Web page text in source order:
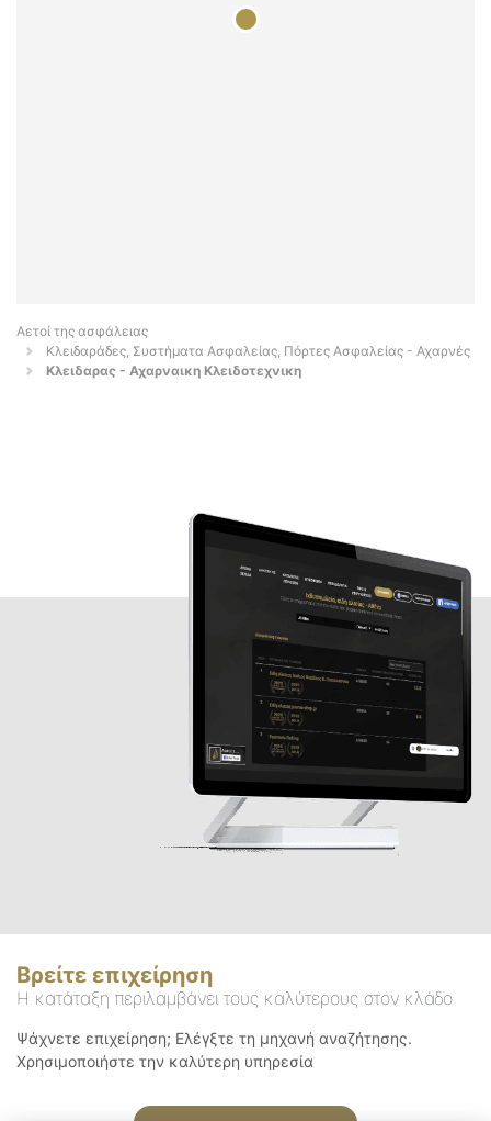
Αετοί της ασφάλειας
Κλειδαράδες, Συστήματα Ασφαλείας, Πόρτες Ασφαλείας - Αχαρνές
Κλειδαρας - Αχαρναικη Κλειδοτεχνικη
Βρείτε επιχείρηση
Η κατάταξη περιλαμβάνει τους καλύτερους στον κλάδο
Ψάχνετε επιχείρηση; Ελέγξτε τη μηχανή αναζήτησης.
Χρησιμοποιήστε την καλύτερη υπηρεσία